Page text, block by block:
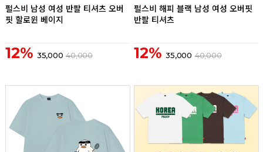
펄스비 남성 여성 반팔 티셔츠 오버
핏 할로윈 베이지
12% 35,000 40,000
펄스비 해피 블랙 남성 여성 오버핏
반팔 티셔츠
12% 35,000 40,000